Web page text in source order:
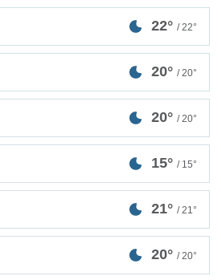
22° / 22°
20° / 20°
20° / 20°
15° / 15°
21° / 21°
20° / 20°